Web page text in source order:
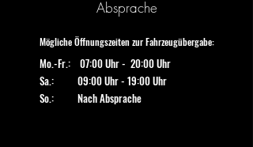
Absprache
Mögliche Öffnungszeiten zur Fahrzeugübergabe:
Mo.-Fr.: 07:00 Uhr - 20:00 Uhr
Sa.: 09:00 Uhr - 19:00 Uhr
So.: Nach Absprache